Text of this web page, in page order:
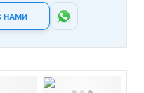
НАМИ